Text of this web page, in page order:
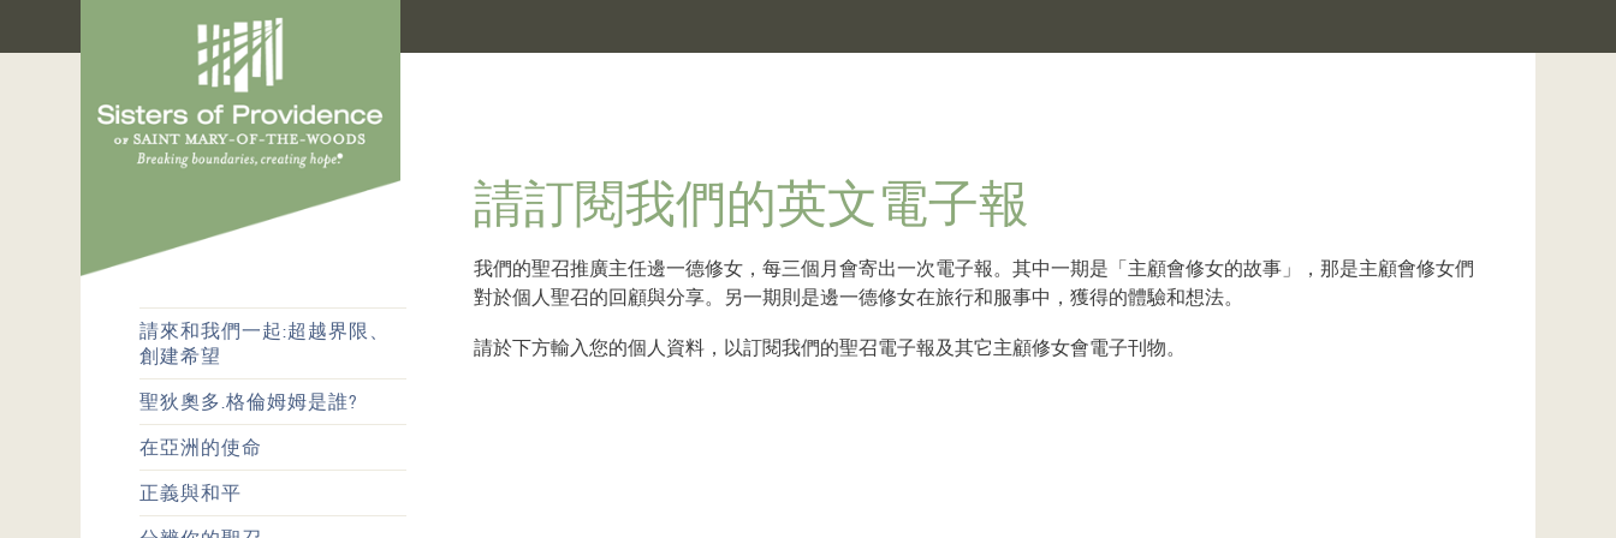
請訂閱我們的英文電子報
我們的聖召推廣主任邊一德修女，每三個月會寄出一次電子報。其中一期是「主顧會修女的故事」，那是主顧會修女們
對於個人聖召的回顧與分享。另一期則是邊一德修女在旅行和服事中，獲得的體驗和想法。
請於下方輸入您的個人資料，以訂閱我們的聖召電子報及其它主顧修女會電子刊物。
請來和我們一起:超越界限、
創建希望
聖狄奧多.格倫姆姆是誰?
在亞洲的使命
正義與和平